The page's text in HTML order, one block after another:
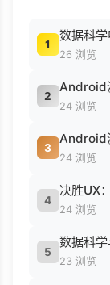
1
26 浏览
2
24 浏览
3
24 浏览
4
24 浏览
5
23 浏览